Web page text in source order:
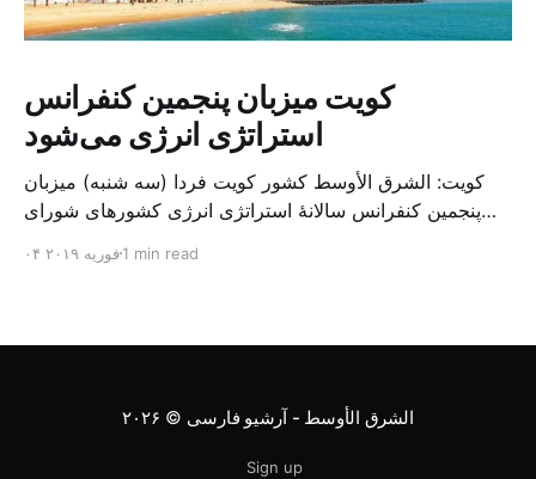
کویت میزبان پنجمین کنفرانس
استراتژی انرژی می‌شود
کویت: الشرق الأوسط کشور کویت فردا (سه شنبه) میزبان
پنجمین کنفرانس سالانهٔ استراتژی انرژی کشورهای شورای
متخصص از شرکت‌های جهانی نفت و گاز در این کنفرانس
۰۴ فوریه ۲۰۱۹1 min read
الشرق الأوسط - آرشیو فارسی © ۲۰۲۶
Sign up